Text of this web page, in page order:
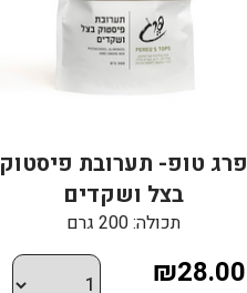
פרג טופ- תערובת פיסטוק
בצל ושקדים
תכולה: 200 גרם
₪28.00